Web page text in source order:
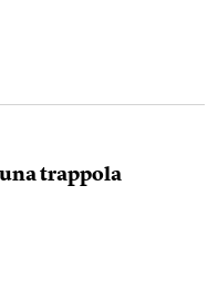
trappola